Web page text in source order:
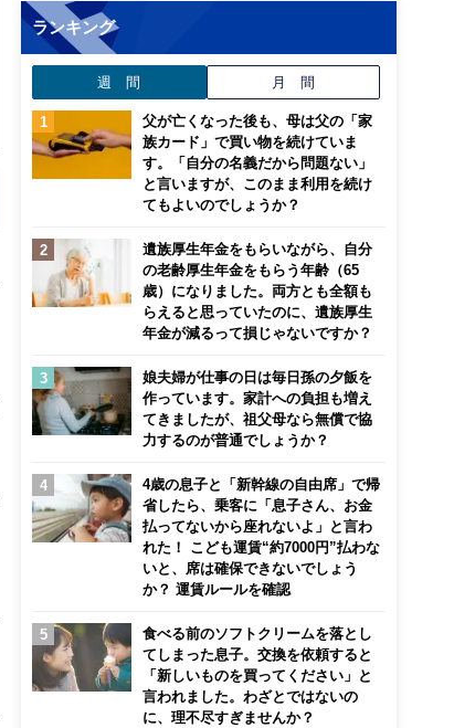
ランキング
週 間 月 間
父が亡くなった後も、母は父の「家
族カード」で買い物を続けていま
す。「自分の名義だから問題ない」
と言いますが、このまま利用を続け
てもよいのでしょうか？
遺族厚生年金をもらいながら、自分
の老齢厚生年金をもらう年齢（65
歳）になりました。両方とも全額も
らえると思っていたのに、遺族厚生
年金が減るって損じゃないですか？
娘夫婦が仕事の日は毎日孫の夕飯を
作っています。家計への負担も増え
てきましたが、祖父母なら無償で協
力するのが普通でしょうか？
4歳の息子と「新幹線の自由席」で帰
省したら、乗客に「息子さん、お金
払ってないから座れないよ」と言わ
れた！ こども運賃“約7000円”払わな
いと、席は確保できないでしょう
か？ 運賃ルールを確認
食べる前のソフトクリームを落とし
てしまった息子。交換を依頼すると
「新しいものを買ってください」と
言われました。わざとではないの
に、理不尽すぎませんか？